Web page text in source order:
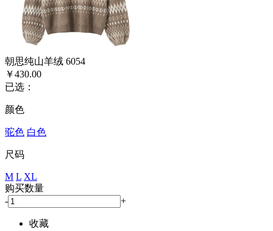
朝思纯山羊绒 6054
￥430.00
已选：
颜色
驼色 白色
尺码
M L XL
购买数量
-
+
收藏